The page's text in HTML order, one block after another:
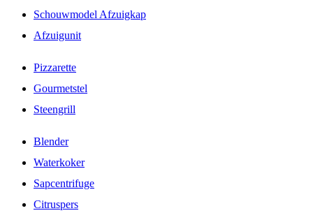
Schouwmodel Afzuigkap
Afzuigunit
Pizzarette
Gourmetstel
Steengrill
Blender
Waterkoker
Sapcentrifuge
Citruspers